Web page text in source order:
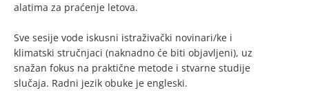
alatima za praćenje letova.
Sve sesije vode iskusni istraživački novinari/ke i
klimatski stručnjaci (naknadno će biti objavljeni), uz
snažan fokus na praktične metode i stvarne studije
slučaja. Radni jezik obuke je engleski.